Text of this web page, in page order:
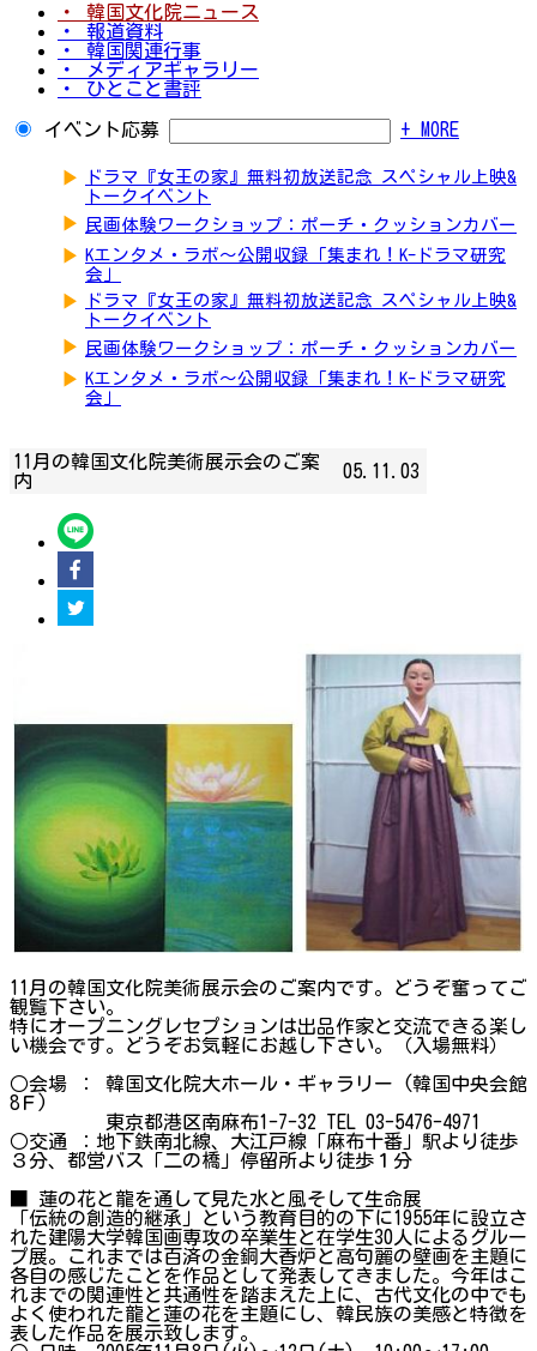
・ 韓国文化院ニュース
・ 報道資料
・ 韓国関連行事
・ メディアギャラリー
・ ひとこと書評
イベント応募 + MORE
▶
ドラマ『女王の家』無料初放送記念 スペシャル上映&
トークイベント
▶ 民画体験ワークショップ：ポーチ・クッションカバー
▶ Kエンタメ・ラボ～公開収録「集まれ！K-ドラマ研究
会」
▶
ドラマ『女王の家』無料初放送記念 スペシャル上映&
トークイベント
▶ 民画体験ワークショップ：ポーチ・クッションカバー
▶ Kエンタメ・ラボ～公開収録「集まれ！K-ドラマ研究
会」
11月の韓国文化院美術展示会のご案
内
05.11.03
11月の韓国文化院美術展示会のご案内です。どうぞ奮ってご
観覧下さい。
特にオープニングレセプションは出品作家と交流できる楽し
い機会です。どうぞお気軽にお越し下さい。（入場無料）
○会場 ： 韓国文化院大ホール・ギャラリー (韓国中央会館
8Ｆ)
東京都港区南麻布1-7-32 TEL 03-5476-4971
○交通 ：地下鉄南北線、大江戸線「麻布十番」駅より徒歩
３分、都営バス「二の橋」停留所より徒歩１分
■ 蓮の花と龍を通して見た水と風そして生命展
「伝統の創造的継承」という教育目的の下に1955年に設立さ
れた建陽大学韓国画専攻の卒業生と在学生30人によるグルー
プ展。これまでは百済の金銅大香炉と高句麗の壁画を主題に
各自の感じたことを作品として発表してきました。今年はこ
れまでの関連性と共通性を踏まえた上に、古代文化の中でも
よく使われた龍と蓮の花を主題にし、韓民族の美感と特徴を
表した作品を展示致します。